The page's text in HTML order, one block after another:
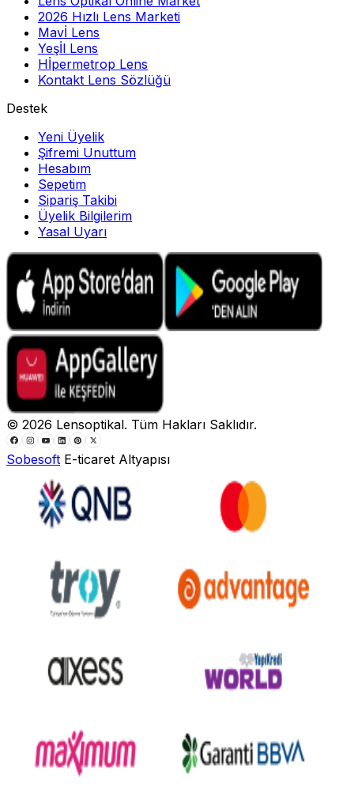
2026 Hızlı Lens Marketi
Mavİ Lens
Yeşİl Lens
Hİpermetrop Lens
Kontakt Lens Sözlüğü
Destek
Yeni Üyelik
Şifremi Unuttum
Hesabım
Sepetim
Sipariş Takibi
Üyelik Bilgilerim
Yasal Uyarı
© 2026 Lensoptikal. Tüm Hakları Saklıdır.
Sobesoft E-ticaret Altyapısı